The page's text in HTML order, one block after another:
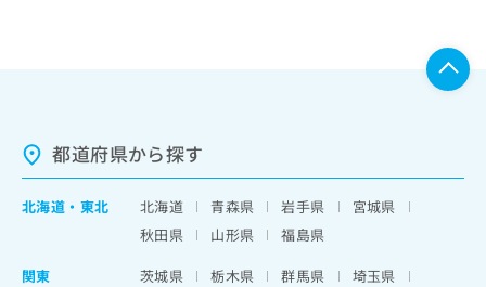
都道府県から探す
北海道 ・ 東北 北海道 青森県 岩手県
宮城県
秋田県
山形県
福島県
関東
茨城県 栃木県 群馬県
埼玉県